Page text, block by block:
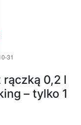
0,2 l
– tylko 1